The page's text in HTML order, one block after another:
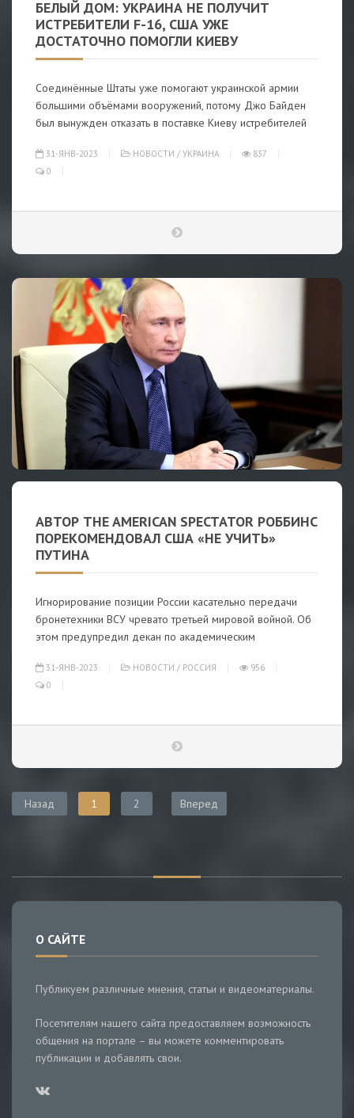
БЕЛЫЙ ДОМ: УКРАИНА НЕ ПОЛУЧИТ
ИСТРЕБИТЕЛИ F-16, США УЖЕ
ДОСТАТОЧНО ПОМОГЛИ КИЕВУ
Соединённые Штаты уже помогают украинской армии
большими объёмами вооружений, потому Джо Байден
был вынужден отказать в поставке Киеву истребителей
31-ЯНВ-2023 НОВОСТИ / УКРАИНА
837
0
АВТОР THE AMERICAN SPECTATOR РОББИНС
ПОРЕКОМЕНДОВАЛ США «НЕ УЧИТЬ»
ПУТИНА
Игнорирование позиции России касательно передачи
бронетехники ВСУ чревато третьей мировой войной. Об
этом предупредил декан по академическим
31-ЯНВ-2023 НОВОСТИ / РОССИЯ
956
0
Назад 1 2 Вперед
О САЙТЕ
Публикуем различные мнения, статьи и видеоматериалы.
Посетителям нашего сайта предоставляем возможность
общения на портале – вы можете комментировать
публикации и добавлять свои.